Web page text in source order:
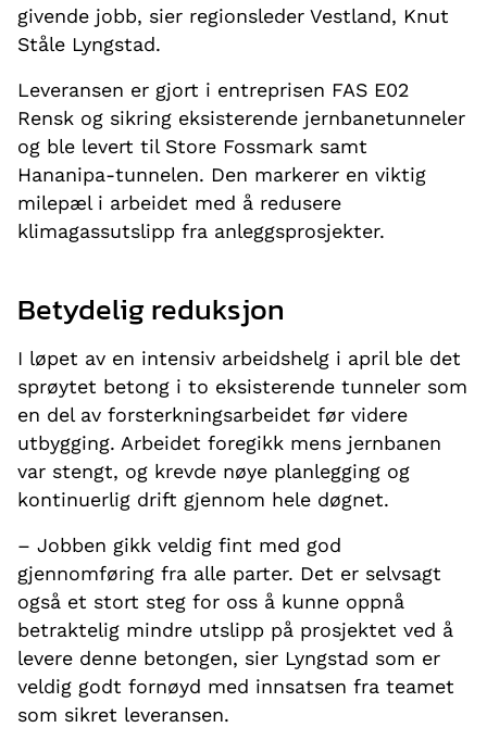
givende jobb, sier regionsleder Vestland, Knut
Ståle Lyngstad.
Leveransen er gjort i entreprisen FAS E02
Rensk og sikring eksisterende jernbanetunneler
og ble levert til Store Fossmark samt
Hananipa-tunnelen. Den markerer en viktig
milepæl i arbeidet med å redusere
klimagassutslipp fra anleggsprosjekter.
Betydelig reduksjon
I løpet av en intensiv arbeidshelg i april ble det
sprøytet betong i to eksisterende tunneler som
en del av forsterkningsarbeidet før videre
utbygging. Arbeidet foregikk mens jernbanen
var stengt, og krevde nøye planlegging og
kontinuerlig drift gjennom hele døgnet.
– Jobben gikk veldig fint med god
gjennomføring fra alle parter. Det er selvsagt
også et stort steg for oss å kunne oppnå
betraktelig mindre utslipp på prosjektet ved å
levere denne betongen, sier Lyngstad som er
veldig godt fornøyd med innsatsen fra teamet
som sikret leveransen.